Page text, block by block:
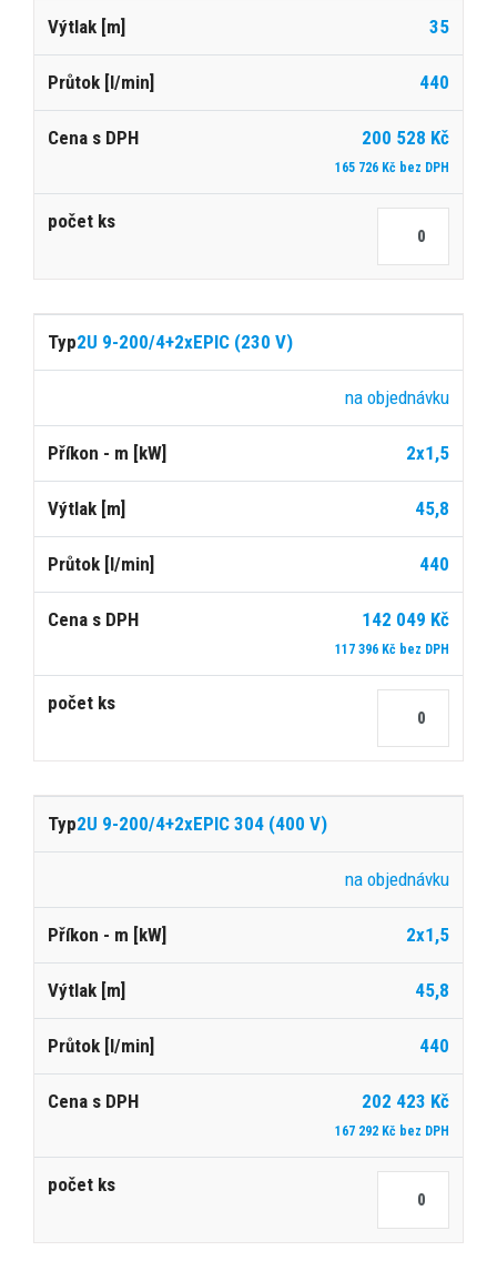
35
440
200 528 Kč
165 726 Kč bez DPH
2U 9-200/4+2xEPIC (230 V)
na objednávku
2x1,5
45,8
440
142 049 Kč
117 396 Kč bez DPH
2U 9-200/4+2xEPIC 304 (400 V)
na objednávku
2x1,5
45,8
440
202 423 Kč
167 292 Kč bez DPH